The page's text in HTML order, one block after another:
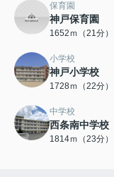
保育園
神戸保育園
1652ｍ（21分）
小学校
神戸小学校
1728ｍ（22分）
中学校
西条南中学校
1814ｍ（23分）